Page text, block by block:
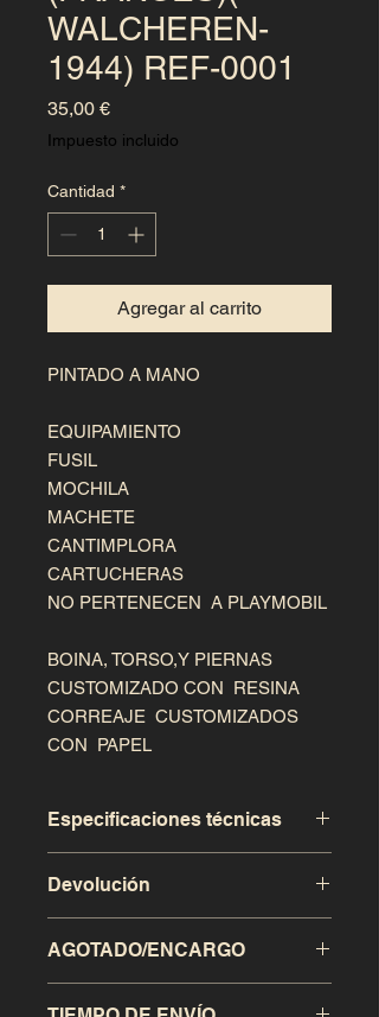
WALCHEREN-
1944) REF-0001
35,00 €Precio
Impuesto incluido
Cantidad *
Agregar al carrito
PINTADO A MANO
EQUIPAMIENTO
FUSIL
MOCHILA
MACHETE
CANTIMPLORA
CARTUCHERAS
NO PERTENECEN  A PLAYMOBIL
BOINA, TORSO,Y PIERNAS
CUSTOMIZADO CON  RESINA
CORREAJE  CUSTOMIZADOS
CON  PAPEL
Especificaciones técnicas
Este producto a sido realizado de
modo artesanal, exclusivo para
coleccionistas.
Devolución
compra en el transcurso de los 15
dias desde la recepción de dicho
articulo, siendo el comprador el que
AGOTADO/ENCARGO